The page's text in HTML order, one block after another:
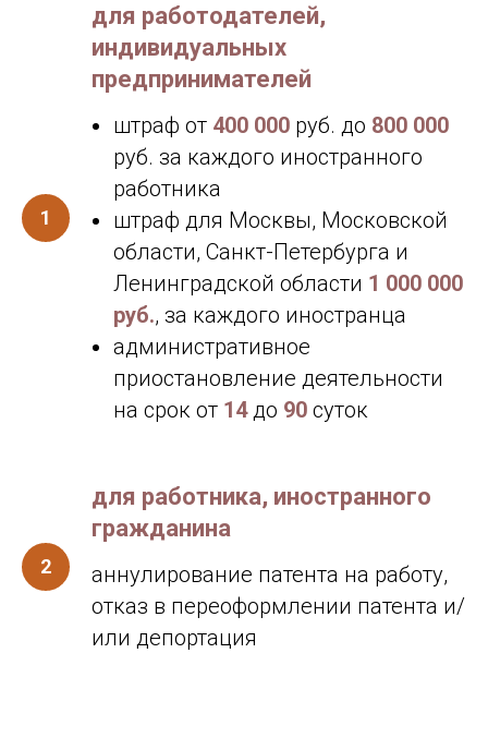
для работодателей,
индивидуальных
предпринимателей
штраф от 400 000 руб. до 800 000
руб. за каждого иностранного
работника
штраф для Москвы, Московской
области, Санкт-Петербурга и
Ленинградской области 1 000 000
руб., за каждого иностранца
административное
приостановление деятельности
на срок от 14 до 90 суток
для работника, иностранного
гражданина
аннулирование патента на работу,
отказ в переоформлении патента и/
или депортация